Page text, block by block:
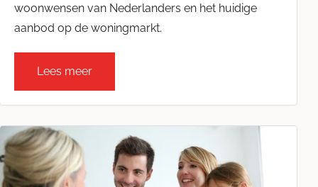
woonwensen van Nederlanders en het huidige
aanbod op de woningmarkt.
Lees meer